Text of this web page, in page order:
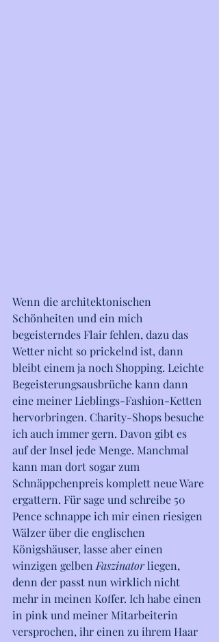
Wenn die architektonischen
Schönheiten und ein mich
begeisterndes Flair fehlen, dazu das
Wetter nicht so prickelnd ist, dann
bleibt einem ja noch Shopping. Leichte
Begeisterungsausbrüche kann dann
eine meiner Lieblings-Fashion-Ketten
hervorbringen. Charity-Shops besuche
ich auch immer gern. Davon gibt es
auf der Insel jede Menge. Manchmal
kann man dort sogar zum
Schnäppchenpreis komplett neue Ware
ergattern. Für sage und schreibe 50
Pence schnappe ich mir einen riesigen
Wälzer über die englischen
Königshäuser, lasse aber einen
winzigen gelben Faszinator liegen,
denn der passt nun wirklich nicht
mehr in meinen Koffer. Ich habe einen
in pink und meiner Mitarbeiterin
versprochen, ihr einen zu ihrem Haar